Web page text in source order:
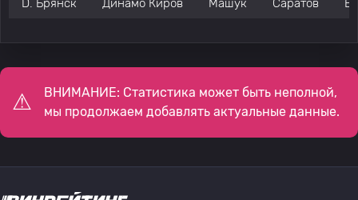
D. Брянск Динамо Киров Машук Саратов
ВНИМАНИЕ: Статистика может быть неполной,
мы продолжаем добавлять актуальные данные.